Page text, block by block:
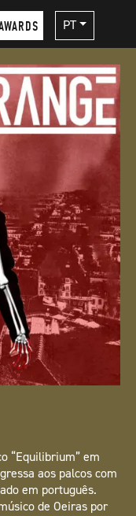
PT
“Equilibrium” em
aos palcos com
em português.
de Oeiras por